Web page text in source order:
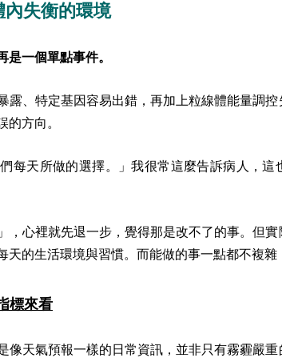
內失衡的環境
一個單點事件。
露、特定基因容易出錯，再加上粒線體能量調
的方向。
每天所做的選擇。」我很常這麼告訴病人，
，心裡就先退一步，覺得那是改不了的事。但
的生活環境與習慣。而能做的事一點都不複雜
標來看
像天氣預報一樣的日常資訊，並非只有霧霾嚴重